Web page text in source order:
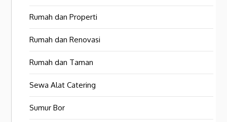
Rumah dan Properti
Rumah dan Renovasi
Rumah dan Taman
Sewa Alat Catering
Sumur Bor